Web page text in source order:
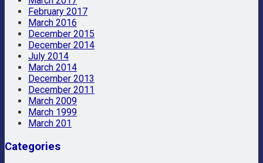
February 2017
March 2016
December 2015
December 2014
July 2014
March 2014
December 2013
December 2011
March 2009
March 1999
March 201
Categories